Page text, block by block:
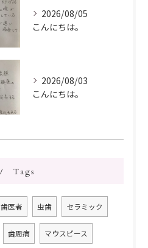
2026/08/05
こんにちは。
2026/08/03
こんにちは。
Tags
歯医者 虫歯 セラミック
歯周病 マウスピース